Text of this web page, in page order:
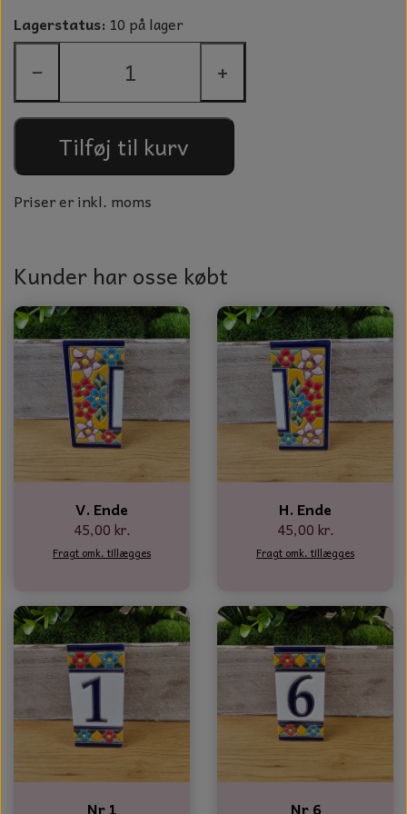
GLAS KRYSTALLER OG ORNAMENTER
TIL BOLIG
KERAMIK BLOMSTER
MAD OG HYGGE
DUFT BLOKKE
HAMAM HÅNDKLÆDER
KERAMIK HUSNUMRE
HAVE PYNT
DUFTLYS
NOTES OG GÆSTEBØGER
CANDLE HOUSES
DUFTBLOKKE OG TILBEHØR
Lagerstatus: 10 på lager
− +
Tilføj til kurv
Priser er inkl. moms
Kunder har osse købt
V. Ende
45,00 kr.
Fragt omk. tillægges
H. Ende
45,00 kr.
Fragt omk. tillægges
Nr 1 Nr 6